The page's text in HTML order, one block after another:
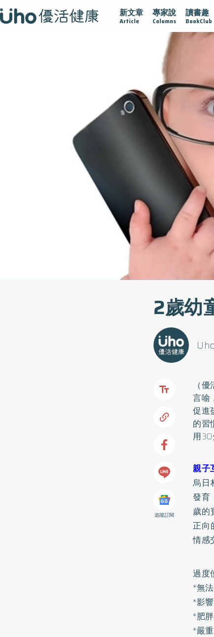
新文章
Article
專家說
Columns
讀書趣
BookClub
疫情保衛戰 再生醫學 愛的未來視 認識攝護腺肥大
2歲幼
追蹤訂閱
（
言喻
促進
的習
用30
親子
烏日
發育
歲的
正向
情感
過度
*無
*影
*肥胖
*嚴